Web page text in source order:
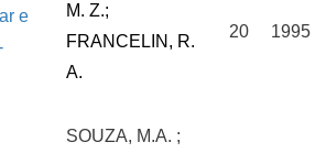
e
M. Z.;
FRANCELIN, R.
A.
20 1995
SOUZA, M.A. ;